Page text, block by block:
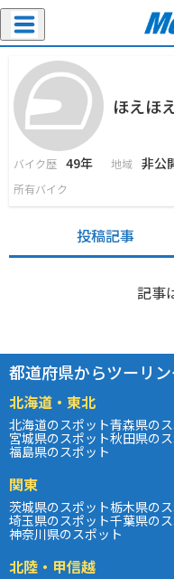
ほえほ
バイク歴 49年 地域 非公
所有バイク
投稿記事
記事
都道府県からツーリ
北海道・東北
北海道のスポット青森県の
宮城県のスポット秋田県の
福島県のスポット
関東
茨城県のスポット栃木県の
埼玉県のスポット千葉県の
神奈川県のスポット
北陸・甲信越